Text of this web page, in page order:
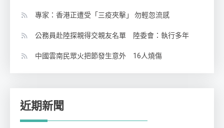
專家：香港正遭受「三疫夾擊」 勿輕忽流感
公務員赴陸探親得交親友名單 陸委會：執行多年
中國雲南民眾火把節發生意外 16人燒傷
近期新聞